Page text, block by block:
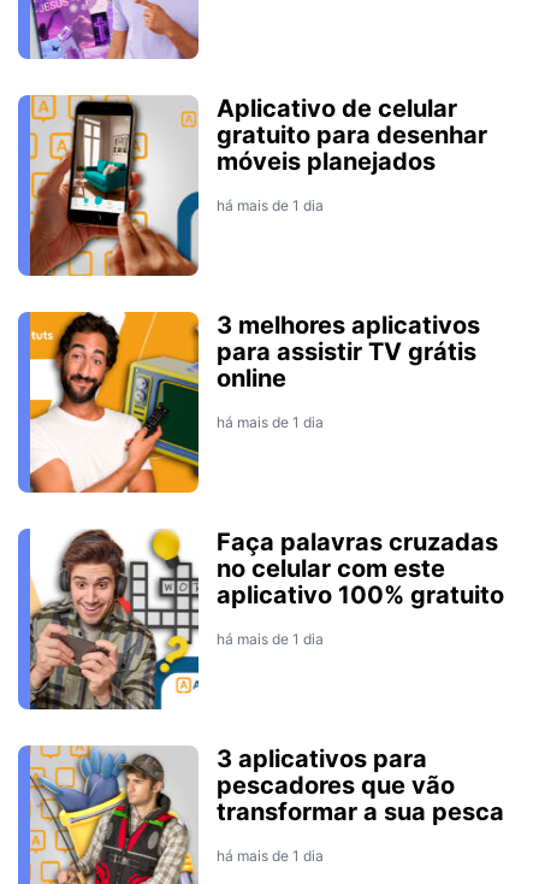
Aplicativo de celular
gratuito para desenhar
móveis planejados
há mais de 1 dia
3 melhores aplicativos
para assistir TV grátis
online
há mais de 1 dia
Faça palavras cruzadas
no celular com este
aplicativo 100% gratuito
há mais de 1 dia
3 aplicativos para
pescadores que vão
transformar a sua pesca
há mais de 1 dia